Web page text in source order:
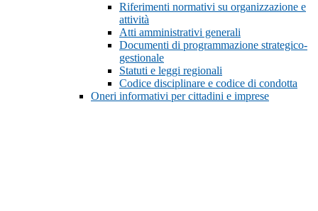
Riferimenti normativi su organizzazione e
attività
Atti amministrativi generali
Documenti di programmazione strategico-
gestionale
Statuti e leggi regionali
Codice disciplinare e codice di condotta
Oneri informativi per cittadini e imprese